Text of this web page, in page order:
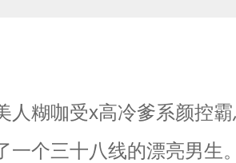
人糊咖受x高冷爹系颜控
一个三十八线的漂亮男生